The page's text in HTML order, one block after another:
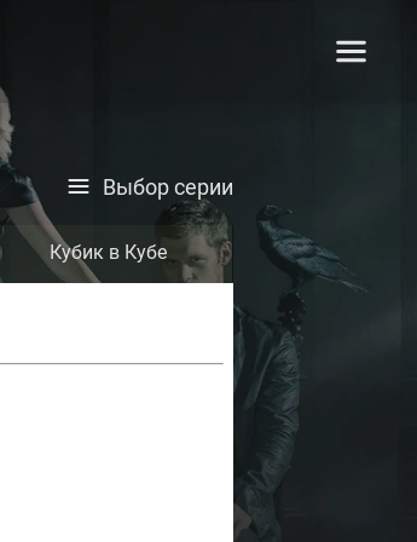
Выбор серии
Кубик в Кубе